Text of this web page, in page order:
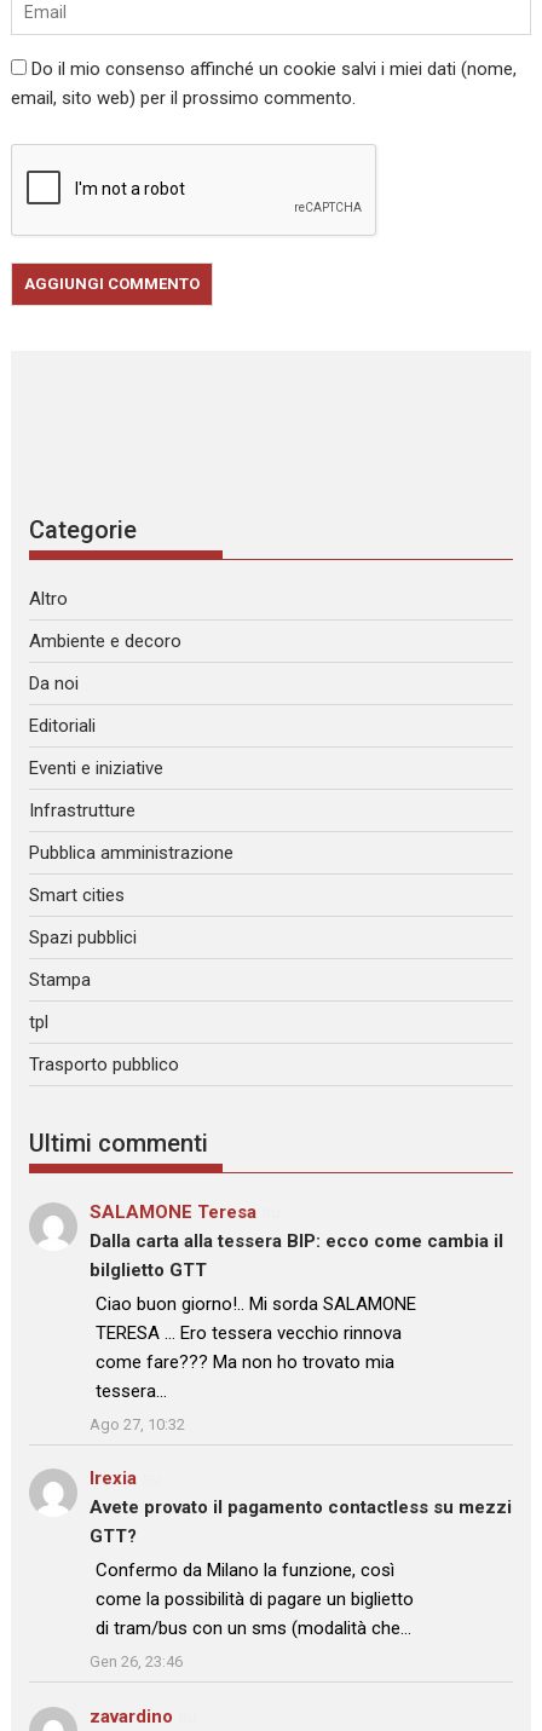
Do il mio consenso affinché un cookie salvi i miei dati (nome,
email, sito web) per il prossimo commento.
Categorie
Altro
Ambiente e decoro
Da noi
Editoriali
Eventi e iniziative
Infrastrutture
Pubblica amministrazione
Smart cities
Spazi pubblici
Stampa
tpl
Trasporto pubblico
Ultimi commenti
SALAMONE Teresa
Dalla carta alla tessera BIP: ecco come cambia il
bilglietto GTT
: “
Ciao buon giorno!.. Mi sorda SALAMONE
TERESA … Ero tessera vecchio rinnova
come fare??? Ma non ho trovato mia
tessera…
”
Ago 27, 10:32
Irexia
Avete provato il pagamento contactless su mezzi
GTT?
: “
Confermo da Milano la funzione, così
come la possibilità di pagare un biglietto
di tram/bus con un sms (modalità che…
”
Gen 26, 23:46
zavardino